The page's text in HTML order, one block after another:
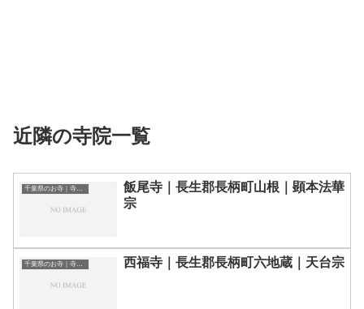
近隣の寺院一覧
千葉県のお寺｜寺院一覧
飯尾寺｜長生郡長柄町山根｜顕本法華
宗
千葉県のお寺｜寺院一覧 西福寺｜長生郡長柄町六地蔵｜天台宗